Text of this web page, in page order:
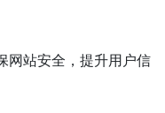
网站安全，提升用户信